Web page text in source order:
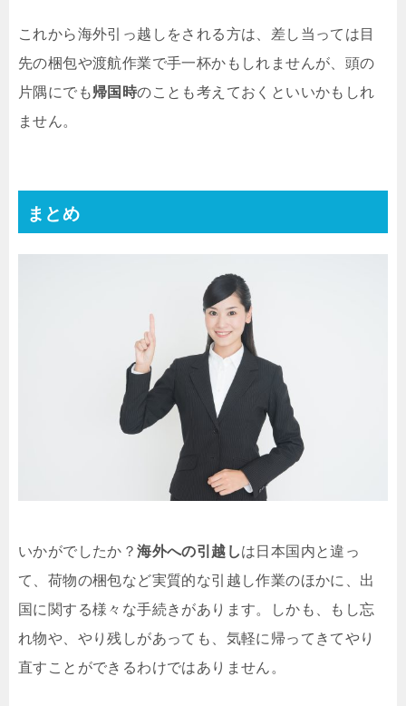
これから海外引っ越しをされる方は、差し当っては目
先の梱包や渡航作業で手一杯かもしれませんが、頭の
片隅にでも帰国時のことも考えておくといいかもしれ
ません。
まとめ
いかがでしたか？海外への引越しは日本国内と違っ
て、荷物の梱包など実質的な引越し作業のほかに、出
国に関する様々な手続きがあります。しかも、もし忘
れ物や、やり残しがあっても、気軽に帰ってきてやり
直すことができるわけではありません。